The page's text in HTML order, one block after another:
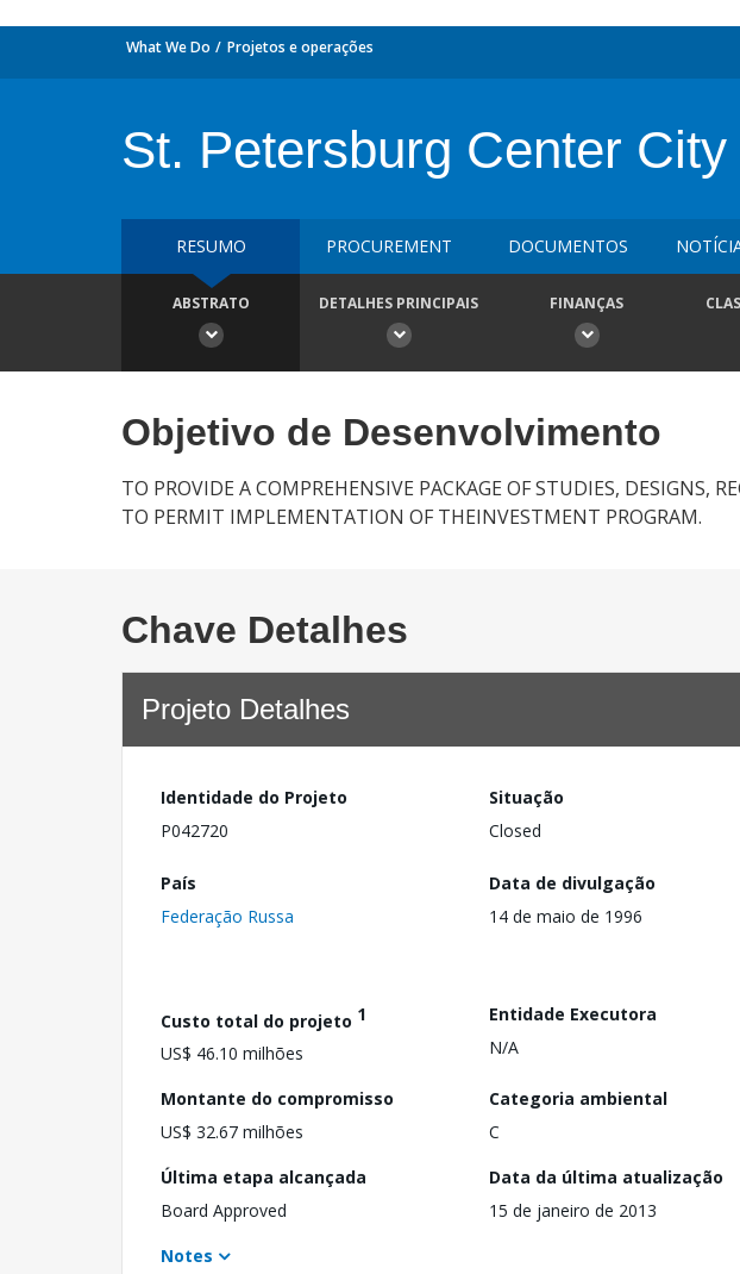
What We Do Projetos e operações
St. Petersburg Center
RESUMO PROCUREMENT DOCUMENTOS
ABSTRATO DETALHES PRINCIPAIS FINANÇAS
Objetivo de Desenvolvimento
TO PROVIDE A COMPREHENSIVE PACKAGE OF STUDIES, DESIGNS,
TO PERMIT IMPLEMENTATION OF THEINVESTMENT PROGRAM.
Chave Detalhes
Projeto Detalhes
Identidade do Projeto
P042720
Situação
Closed
País
Federação Russa
Data de divulgação
14 de maio de 1996
Custo total do projeto 1
US$ 46.10 milhões
Entidade Executora
N/A
Montante do compromisso
US$ 32.67 milhões
Categoria ambiental
C
Última etapa alcançada
Board Approved
Data da última atualização
15 de janeiro de 2013
Notes